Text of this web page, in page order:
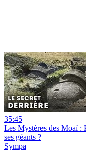
35:45
Les Mystères des Moaï :
ses géants ?
Sympa